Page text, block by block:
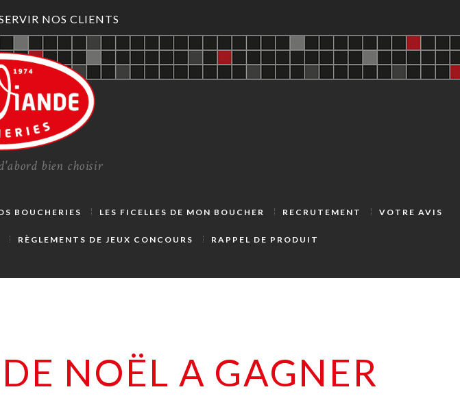
NOS CLIENTS
bien choisir
BOUCHERIES LES FICELLES DE MON BOUCHER RECRUTEMENT VOTRE AVIS
RÈGLEMENTS DE JEUX CONCOURS RAPPEL DE PRODUIT
NOËL A GAGNER